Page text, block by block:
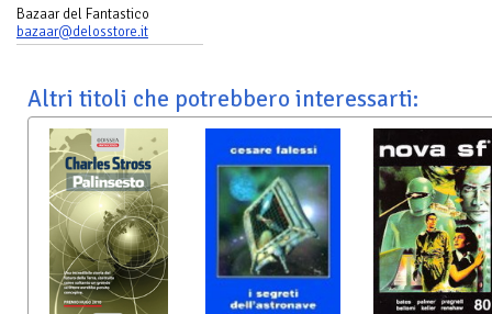
Bazaar del Fantastico
bazaar@delosstore.it
Altri titoli che potrebbero interessarti: